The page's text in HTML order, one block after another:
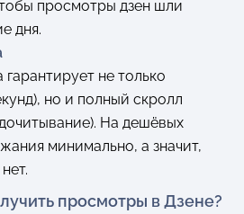
просмотры дзен шли
дня.
гарантирует не только
но и полный скролл
На дешёвых
минимально, а значит,
просмотры в Дзене?